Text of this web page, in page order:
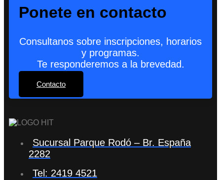
Ponete en contacto
Consultanos sobre inscripciones, horarios
y programas.
Te responderemos a la brevedad.
Contacto
Sucursal Parque Rodó – Br. España
2282
Tel: 2419 4521